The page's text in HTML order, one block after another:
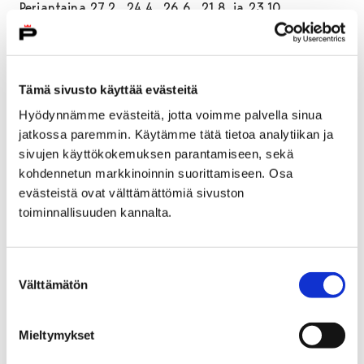
Tämä sivusto käyttää evästeitä
Hyödynnämme evästeitä, jotta voimme palvella sinua
jatkossa paremmin. Käytämme tätä tietoa analytiikan ja
sivujen käyttökokemuksen parantamiseen, sekä
kohdennetun markkinoinnin suorittamiseen. Osa
evästeistä ovat välttämättömiä sivuston
toiminnallisuuden kannalta.
valinta
Välttämätön
Mieltymykset
Perjantaina 27.2., 24.4., 26.6., 21.8. ja 23.10.
Maksa mitä haluat -päivät lauantaina 11.4. sekä
keskiviikkona 17.6. ja 9.12.
Porin kaupungin kulttuuri- ja liikuntapalveluissa
asiakas saa itse päättää sisäänpääsymaksunsa
hinnan.
Museoavain
Porin museoiden yhteinen etukortti yhteisöille: 220 €
/ kalenterivuosi
VARATTAVAT RYHMÄOPASTUKSET
JA HINNAT